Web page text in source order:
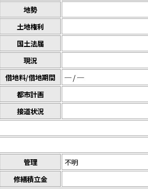
地勢
土地権利
国土法届
現況
借地料/借地期間
─ / ─
都市計画
接道状況
管理
不明
修繕積立金